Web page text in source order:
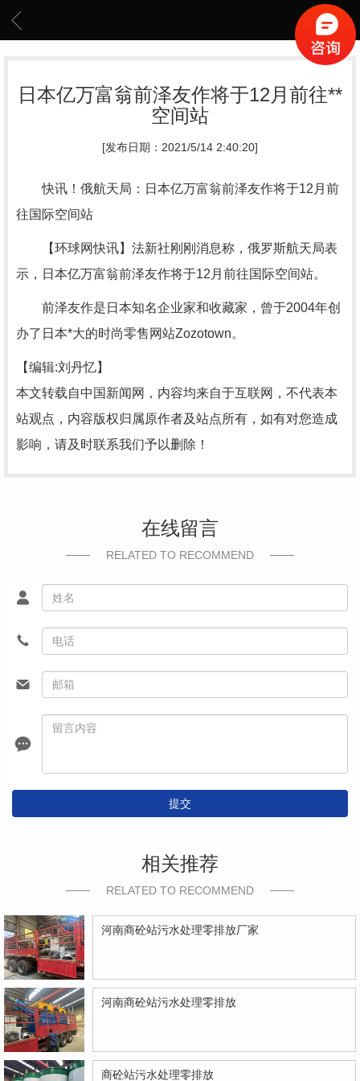
日本亿万富翁前泽友作将于12月前往**
空间站
[发布日期：2021/5/14 2:40:20]
快讯！俄航天局：日本亿万富翁前泽友作将于12月前
往国际空间站
【环球网快讯】法新社刚刚消息称，俄罗斯航天局表
示，日本亿万富翁前泽友作将于12月前往国际空间站。
前泽友作是日本知名企业家和收藏家，曾于2004年创
办了日本*大的时尚零售网站Zozotown。
【编辑:刘丹忆】
本文转载自中国新闻网，内容均来自于互联网，不代表本
站观点，内容版权归属原作者及站点所有，如有对您造成
影响，请及时联系我们予以删除！
在线留言
RELATED TO RECOMMEND
提交
相关推荐
RELATED TO RECOMMEND
河南商砼站污水处理零排放厂家
河南商砼站污水处理零排放
商砼站污水处理零排放